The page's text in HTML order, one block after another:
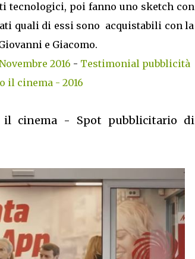
tecnologici, poi fanno uno sketch con
quali di essi sono acquistabili con la
e Giacomo.
2016 - Testimonial pubblicità
il cinema - 2016
il cinema - Spot pubblicitario di